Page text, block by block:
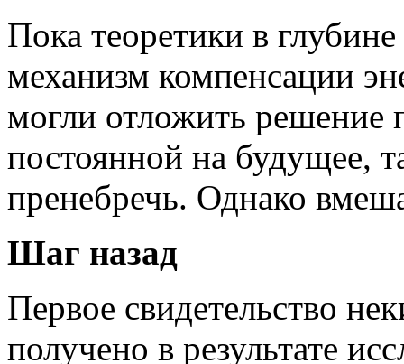
Пока теоретики в
механизм компенсации
могли отложить решение
постоянной на будущее,
пренебречь. Однако
Шаг назад
Первое свидетельство
получено в результате